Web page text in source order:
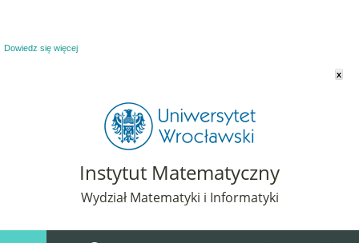
Dowiedz się więcej
x
Instytut Matematyczny
Wydział Matematyki i Informatyki